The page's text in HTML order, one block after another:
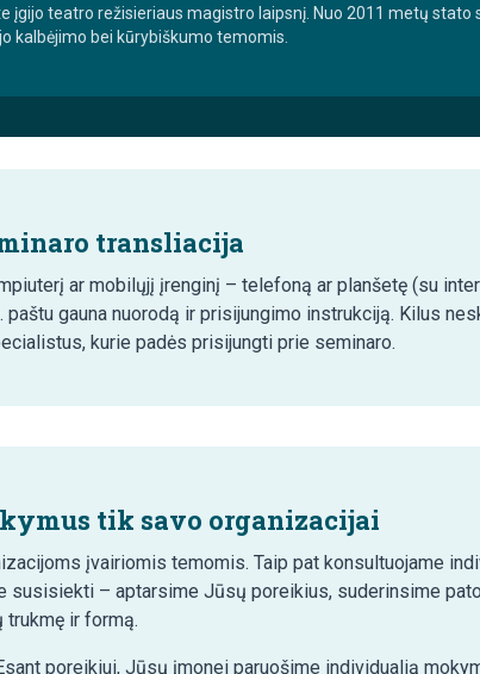
teatro režisieriaus magistro laipsnį. Nuo 2011 metų stato
kalbėjimo bei kūrybiškumo temomis.
transliacija
ar mobilųjį įrenginį – telefoną ar planšetę (su
gauna nuorodą ir prisijungimo instrukciją. Kilus
kurie padės prisijungti prie seminaro.
tik savo organizacijai
įvairiomis temomis. Taip pat konsultuojame
susisiekti – aptarsime Jūsų poreikius, suderinsime
trukmę ir formą.
poreikiui, Jūsų įmonei paruošime individualią